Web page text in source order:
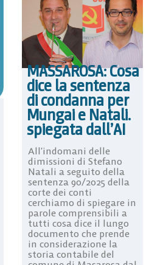
MASSAROSA: Cosa
dice la sentenza
di condanna per
Mungai e Natali.
spiegata dall’AI
All’indomani delle
dimissioni di Stefano
Natali a seguito della
sentenza 90/2025 della
corte dei conti
cerchiamo di spiegare in
parole comprensibili a
tutti cosa dice il lungo
documento che prende
in considerazione la
storia contabile del